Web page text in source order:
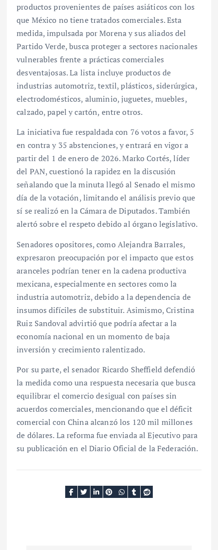
productos provenientes de países asiáticos con los
que México no tiene tratados comerciales. Esta
medida, impulsada por Morena y sus aliados del
Partido Verde, busca proteger a sectores nacionales
vulnerables frente a prácticas comerciales
desventajosas. La lista incluye productos de
industrias automotriz, textil, plásticos, siderúrgica,
electrodomésticos, aluminio, juguetes, muebles,
calzado, papel y cartón, entre otros.
La iniciativa fue respaldada con 76 votos a favor, 5
en contra y 35 abstenciones, y entrará en vigor a
partir del 1 de enero de 2026. Marko Cortés, líder
del PAN, cuestionó la rapidez en la discusión
señalando que la minuta llegó al Senado el mismo
día de la votación, limitando el análisis previo que
sí se realizó en la Cámara de Diputados. También
alertó sobre el respeto debido al órgano legislativo.
Senadores opositores, como Alejandra Barrales,
expresaron preocupación por el impacto que estos
aranceles podrían tener en la cadena productiva
mexicana, especialmente en sectores como la
industria automotriz, debido a la dependencia de
insumos difíciles de substituir. Asimismo, Cristina
Ruiz Sandoval advirtió que podría afectar a la
economía nacional en un momento de baja
inversión y crecimiento ralentizado.
Por su parte, el senador Ricardo Sheffield defendió
la medida como una respuesta necesaria que busca
equilibrar el comercio desigual con países sin
acuerdos comerciales, mencionando que el déficit
comercial con China alcanzó los 120 mil millones
de dólares. La reforma fue enviada al Ejecutivo para
su publicación en el Diario Oficial de la Federación.